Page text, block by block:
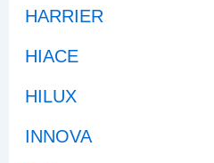
HARRIER
HIACE
HILUX
INNOVA